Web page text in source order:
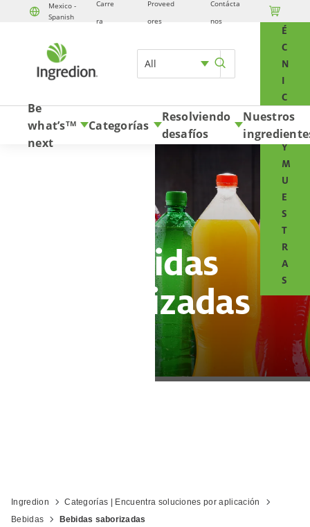
Mexico -
Spanish
Carre
ra
Proveed
ores
Contácta
nos

All
É
C
N
I
C
O
S
Y
M
U
E
S
T
R
A
S
Skip to content
Be
what’s
next
TM Categorías
Resolviendo
desafíos
Nuestros
Bebidas
saborizadas
Ingredion
Categorías | Encuentra soluciones por aplicación
Bebidas
Bebidas saborizadas